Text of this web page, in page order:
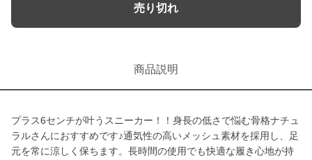
売り切れ
商品説明
プラス6センチが叶うスニーカー！！身長の低さで悩む骨格ナチュ
ラルさんにおすすめです♪通気性の高いメッシュ素材を採用し、足
元を常に涼しく保ちます。長時間の使用でも快適な履き心地が持